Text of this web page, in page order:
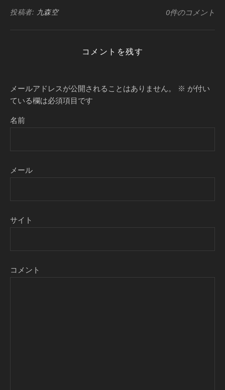
投稿者: 九森空 0件のコメント
コメントを残す
メールアドレスが公開されることはありません。 ※ が付い
ている欄は必須項目です
名前
メール
サイト
コメント